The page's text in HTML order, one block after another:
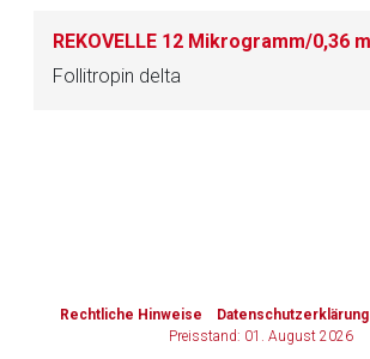
Follitropin delta
Rechtliche Hinweise Datenschutzerklärung
Preisstand: 01. August 2026